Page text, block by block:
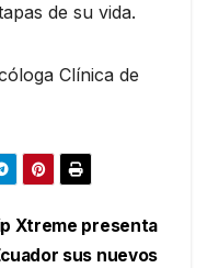
de su vida.
Clínica de
Xtreme presenta
sus nuevos